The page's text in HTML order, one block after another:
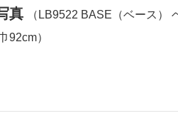
真
（LB9522 BASE（ベース）
92cm）